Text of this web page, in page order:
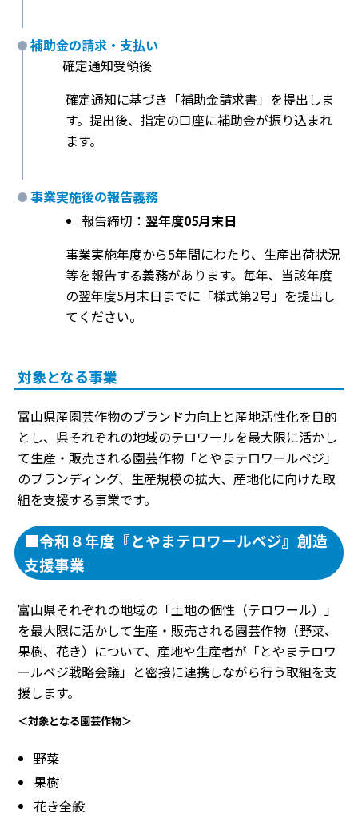
補助金の請求・支払い
確定通知受領後
確定通知に基づき「補助金請求書」を提出しま
す。提出後、指定の口座に補助金が振り込まれ
ます。
事業実施後の報告義務
報告締切： 翌年度05月末日
事業実施年度から5年間にわたり、生産出荷状況
等を報告する義務があります。毎年、当該年度
の翌年度5月末日までに「様式第2号」を提出し
てください。
対象となる事業
富山県産園芸作物のブランド力向上と産地活性化を目的
とし、県それぞれの地域のテロワールを最大限に活かし
て生産・販売される園芸作物「とやまテロワールベジ」
のブランディング、生産規模の拡大、産地化に向けた取
組を支援する事業です。
■令和８年度『とやまテロワールベジ』創造
支援事業
富山県それぞれの地域の「土地の個性（テロワール）」
を最大限に活かして生産・販売される園芸作物（野菜、
果樹、花き）について、産地や生産者が「とやまテロワ
ールベジ戦略会議」と密接に連携しながら行う取組を支
援します。
＜対象となる園芸作物＞
野菜
果樹
花き全般